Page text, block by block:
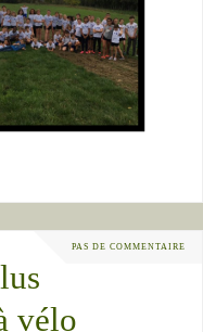
PAS DE COMMENTAIRE
vélo